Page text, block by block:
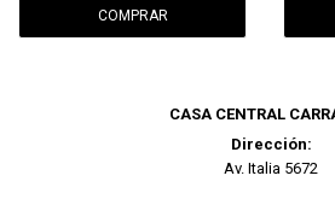
CASA CENTRAL
Dirección:
Av. Italia 5672